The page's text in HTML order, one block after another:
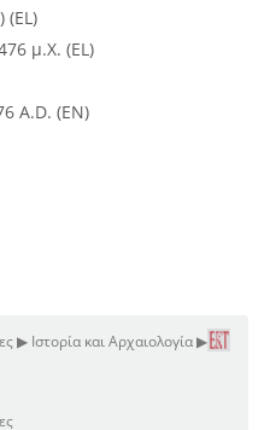
(EL)
μ.Χ. (EL)
A.D. (EN)
▶ Ιστορία και Αρχαιολογία ▶